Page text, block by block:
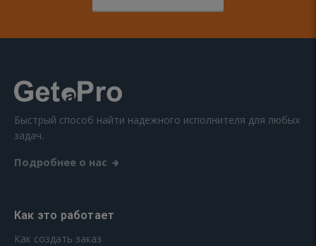
Быстрый способ найти надежного исполнителя для любых
задач.
Подробнее о нас
Как это работает
Как создать заказ